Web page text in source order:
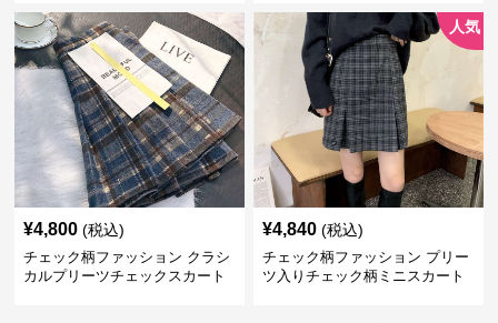
¥4,800 (税込)
チェック柄ファッション クラシ
カルプリーツチェックスカート
人気
¥4,840 (税込)
チェック柄ファッション プリー
ツ入りチェック柄ミニスカート